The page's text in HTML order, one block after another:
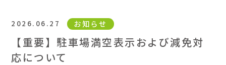
2026.06.27 お知らせ
【重要】駐車場満空表示および減免対
応について